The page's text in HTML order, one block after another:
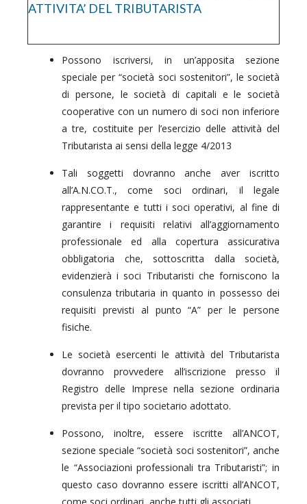
ATTIVITA’ DEL TRIBUTARISTA
Possono iscriversi, in un’apposita sezione
speciale per “società soci sostenitori”, le società
di persone, le società di capitali e le società
cooperative con un numero di soci non inferiore
a tre, costituite per l’esercizio delle attività del
Tributarista ai sensi della legge 4/2013
Tali soggetti dovranno anche aver iscritto
all’A.N.CO.T., come soci ordinari, il legale
rappresentante e tutti i soci operativi, al fine di
garantire i requisiti relativi all’aggiornamento
professionale ed alla copertura assicurativa
obbligatoria che, sottoscritta dalla società,
evidenzierà i soci Tributaristi che forniscono la
consulenza tributaria in quanto in possesso dei
requisiti previsti al punto “A” per le persone
fisiche.
Le società esercenti le attività del Tributarista
dovranno provvedere all’iscrizione presso il
Registro delle Imprese nella sezione ordinaria
prevista per il tipo societario adottato.
Possono, inoltre, essere iscritte all’ANCOT,
sezione speciale “società soci sostenitori”, anche
le “Associazioni professionali tra Tributaristi”; in
questo caso dovranno essere iscritti all’ANCOT,